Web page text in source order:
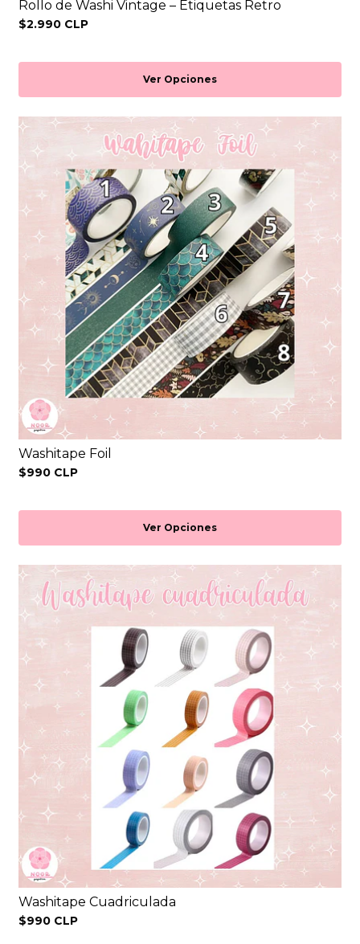
Rollo de Washi Vintage – Etiquetas Retro
$2.990 CLP
Ver Opciones
Washitape Foil
$990 CLP
Ver Opciones
Washitape Cuadriculada
$990 CLP